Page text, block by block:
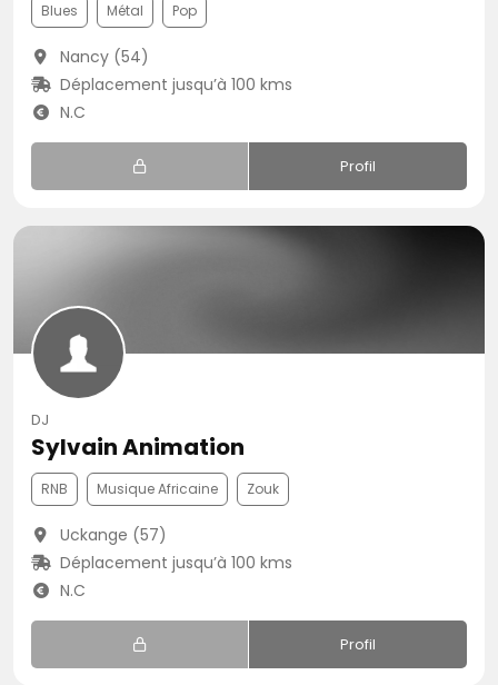
Blues Métal Pop
Nancy (54)
Déplacement jusqu’à 100 kms
N.C
Profil
DJ
Sylvain Animation
RNB Musique Africaine Zouk
Uckange (57)
Déplacement jusqu’à 100 kms
N.C
Profil